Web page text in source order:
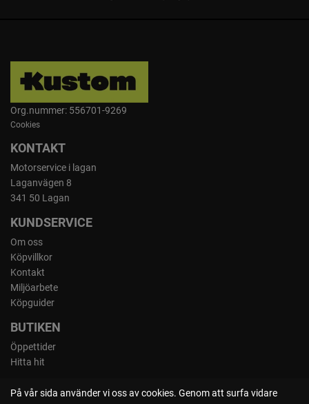
Org.nummer: 556701-9269
Cookies
KONTAKT
Motorservice i lagan
Laganvägen 8
341 50 Lagan
KUNDSERVICE
Om oss
Köpvillkor
Kontakt
Miljöarbete
Köpguider
BUTIKEN
Öppettider
Hitta hit
På vår sida använder vi oss av cookies. Genom att surfa vidare